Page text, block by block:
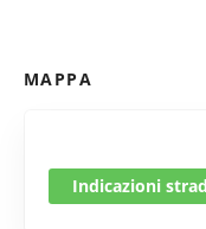
MAPPA
Indicazioni